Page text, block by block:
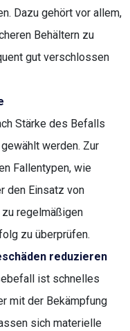
Dazu gehört vor allem,
Behältern zu
gut verschlossen
Stärke des Befalls
werden. Zur
Fallentypen, wie
den Einsatz von
regelmäßigen
zu überprüfen.
reduzieren
ist schnelles
mit der Bekämpfung
sich materielle